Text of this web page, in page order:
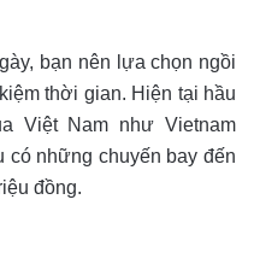
bạn nên lựa chọn ngồi
thời gian. Hiện tại hầu
Việt Nam như Vietnam
những chuyến bay đến
đồng.